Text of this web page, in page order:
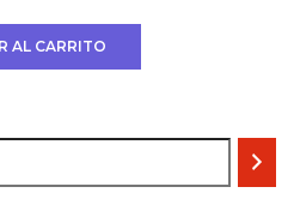
es:
AL CARRITO